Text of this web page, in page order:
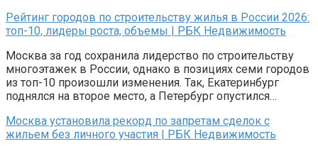
Рейтинг городов по строительству жилья в России 2026:
топ-10, лидеры роста, объемы | РБК Недвижимость
Москва за год сохранила лидерство по строительству
многоэтажек в России, однако в позициях семи городов
из топ-10 произошли изменения. Так, Екатеринбург
поднялся на второе место, а Петербург опустился…
Москва установила рекорд по запретам сделок с
жильем без личного участия | РБК Недвижимость